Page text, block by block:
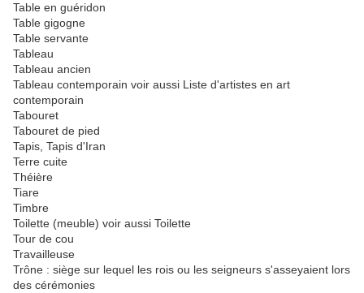
Table en guéridon
Table gigogne
Table servante
Tableau
Tableau ancien
Tableau contemporain voir aussi Liste d'artistes en art
contemporain
Tabouret
Tabouret de pied
Tapis, Tapis d'Iran
Terre cuite
Théière
Tiare
Timbre
Toilette (meuble) voir aussi Toilette
Tour de cou
Travailleuse
Trône : siège sur lequel les rois ou les seigneurs s'asseyaient lors
des cérémonies